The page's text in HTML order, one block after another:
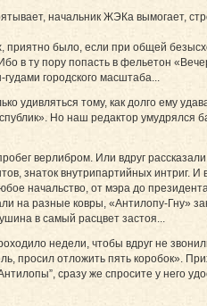
начальник ЖЭКа вымогает,
было, если при общей
ту пору попасть в фельетон
городского масштаба...
тому, как долго ему
Но наш редактор умудрялся
верлибром. Или вдруг рассказали
знаток внутрипартийных интриг. И
начальство, от мэра до
на разные ковры, «Антилопу-Гну»
в самый расцвет застоя...
недели, чтобы вдруг не
отложить пять коробок».
сразу же спросите у него